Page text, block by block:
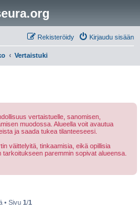
Kirjaudu sisään
Rekisteröidy
Vertaistuki
vertaistuelle, sanomisen,
muodossa. Alueella voit avautua
ja saada tukea tilanteeseesi.
väittelyitä, tinkaamisia, eikä opillisia
paremmin sopivat alueensa.
• Sivu 1/1